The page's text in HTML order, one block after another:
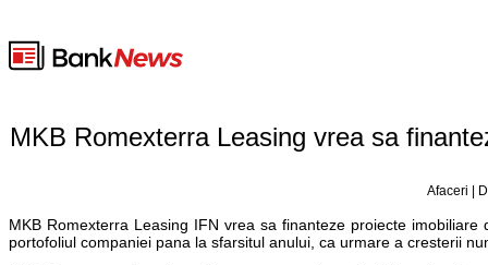
MKB Romexterra Leasing vrea sa
Afaceri |
MKB Romexterra Leasing IFN vrea sa finanteze proiecte
portofoliul companiei pana la sfarsitul anului, ca urmare a cresterii